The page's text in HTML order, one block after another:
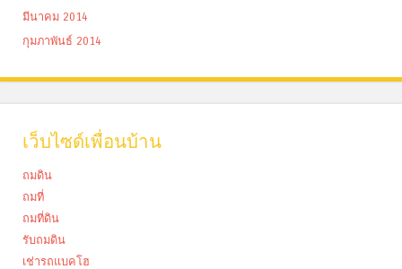
มีนาคม 2014
กุมภาพันธ์ 2014
เว็บไซด์เพื่อนบ้าน
ถมดิน
ถมที่
ถมที่ดิน
รับถมดิน
เช่ารถแบคโฮ